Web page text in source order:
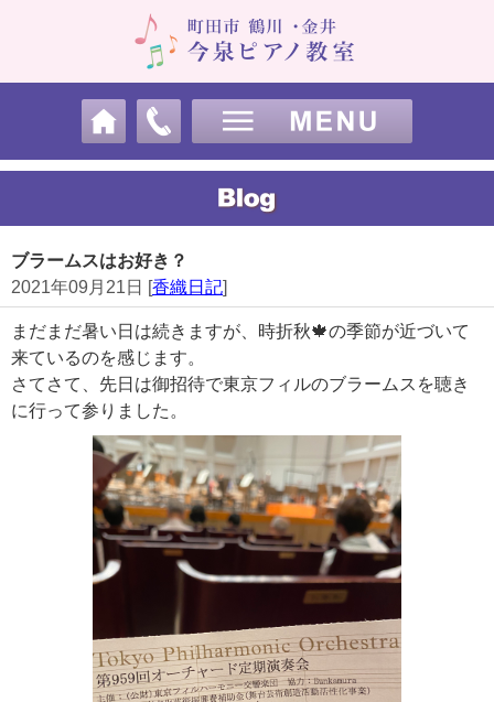
ブラームスはお好き？
2021年09月21日 [香織日記]
まだまだ暑い日は続きますが、時折秋🍁の季節が近づいて
来ているのを感じます。
さてさて、先日は御招待で東京フィルのブラームスを聴き
に行って参りました。